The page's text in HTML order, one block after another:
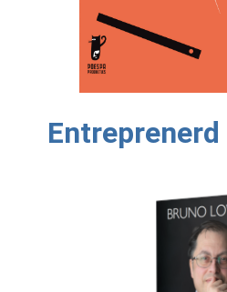
Entreprenerd